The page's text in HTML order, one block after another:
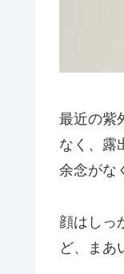
最近の紫
なく、露
余念がな
顔はしっ
ど、まあ